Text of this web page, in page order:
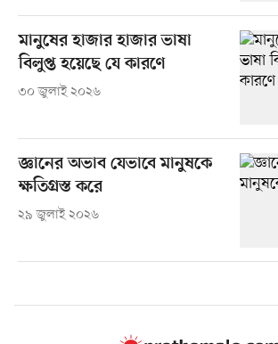
মানুষের হাজার হাজার ভাষা
বিলুপ্ত হয়েছে যে কারণে
৩০ জুলাই ২০২৬
জ্ঞানের অভাব যেভাবে মানুষকে
ক্ষতিগ্রস্ত করে
২৯ জুলাই ২০২৬